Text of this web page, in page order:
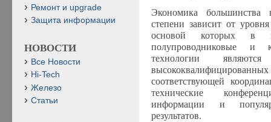
Экономика большинства
степени зависит от
основой которых в
полупроводниковые и
технологии являются
высококвалифицированных
соответствующей
технические
информации и
результатов.
Ремонт и upgrade
Защита информации
НОВОСТИ
Все Новости
Hi-Tech
Железо
Статьи